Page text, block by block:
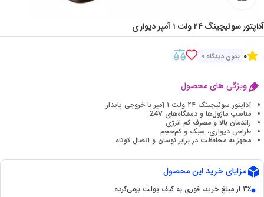
آداپتور سوئیچینگ ۲۴ ولت ۱ آمپر دیواری
0 بدون دیدگاه >
ویژگی های محصول
آداپتور سوئیچینگ ۲۴ ولت ۱ آمپر با خروجی پایدار
مناسب ماژول‌ها و دستگاه‌های 24V
راندمان بالا و مصرف کم انرژی
طراحی دیواری، سبک و کم‌حجم
مجهز به محافظت در برابر نوسان و اتصال کوتاه
مزایای خرید این محصول
۳٪ از مبلغ خرید، فوری به کیف پولت برمی‌گرده